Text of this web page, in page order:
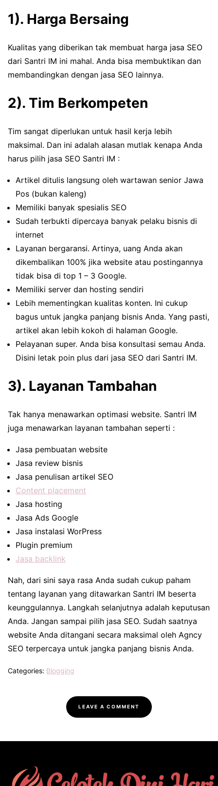
1). Harga Bersaing
Kualitas yang diberikan tak membuat harga jasa SEO
dari Santri IM ini mahal. Anda bisa membuktikan dan
membandingkan dengan jasa SEO lainnya.
2). Tim Berkompeten
Tim sangat diperlukan untuk hasil kerja lebih
maksimal. Dan ini adalah alasan mutlak kenapa Anda
harus pilih jasa SEO Santri IM :
Artikel ditulis langsung oleh wartawan senior Jawa
Pos (bukan kaleng)
Memiliki banyak spesialis SEO
Sudah terbukti dipercaya banyak pelaku bisnis di
internet
Layanan bergaransi. Artinya, uang Anda akan
dikembalikan 100% jika website atau postingannya
tidak bisa di top 1 – 3 Google.
Memiliki server dan hosting sendiri
Lebih mementingkan kualitas konten. Ini cukup
bagus untuk jangka panjang bisnis Anda. Yang pasti,
artikel akan lebih kokoh di halaman Google.
Pelayanan super. Anda bisa konsultasi semau Anda.
Disini letak poin plus dari jasa SEO dari Santri IM.
3). Layanan Tambahan
Tak hanya menawarkan optimasi website. Santri IM
juga menawarkan layanan tambahan seperti :
Jasa pembuatan website
Jasa review bisnis
Jasa penulisan artikel SEO
Content placement
Jasa hosting
Jasa Ads Google
Jasa instalasi WorPress
Plugin premium
Jasa backlink
Nah, dari sini saya rasa Anda sudah cukup paham
tentang layanan yang ditawarkan Santri IM beserta
keunggulannya. Langkah selanjutnya adalah keputusan
Anda. Jangan sampai pilih jasa SEO. Sudah saatnya
website Anda ditangani secara maksimal oleh Agncy
SEO terpercaya untuk jangka panjang bisnis Anda.
Categories: Blogging
LEAVE A COMMENT